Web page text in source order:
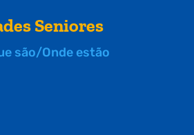
Seniores
são/Onde estão